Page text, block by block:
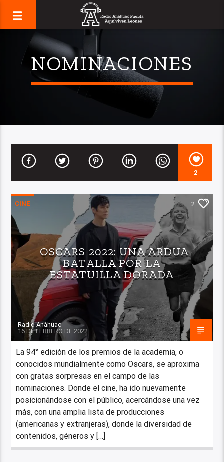
NOMINACIONES
2
CINE 2
OSCARS 2022: UNA ARDUA
BATALLA POR LA
ESTATUILLA DORADA
Radio Anáhuac
16 DE FEBRERO DE 2022
La 94° edición de los premios de la academia, o
conocidos mundialmente como Oscars, se aproxima
con gratas sorpresas en el campo de las
nominaciones. Donde el cine, ha ido nuevamente
posicionándose con el público, acercándose una vez
más, con una amplia lista de producciones
(americanas y extranjeras), donde la diversidad de
contenidos, géneros y […]